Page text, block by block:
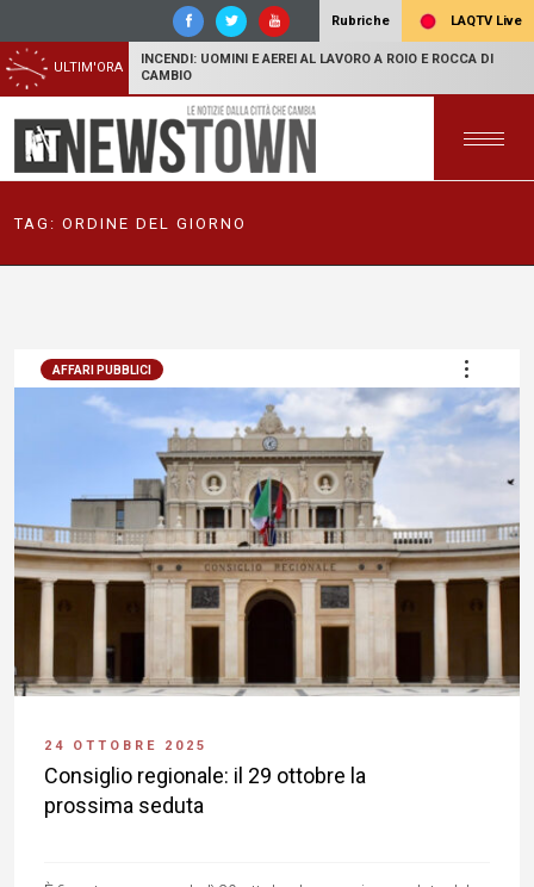
Rubriche LAQTV Live
ULTIM'ORA
INCENDI: UOMINI E AEREI AL LAVORO A ROIO E ROCCA DI
CAMBIO
TAG: ORDINE DEL GIORNO
AFFARI PUBBLICI
24 OTTOBRE 2025
Consiglio regionale: il 29 ottobre la
prossima seduta